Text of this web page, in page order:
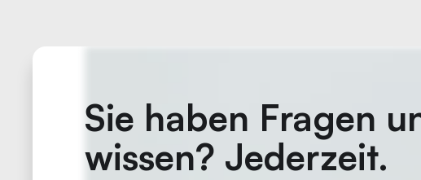
Sie haben Fragen
wissen? Jederzeit.